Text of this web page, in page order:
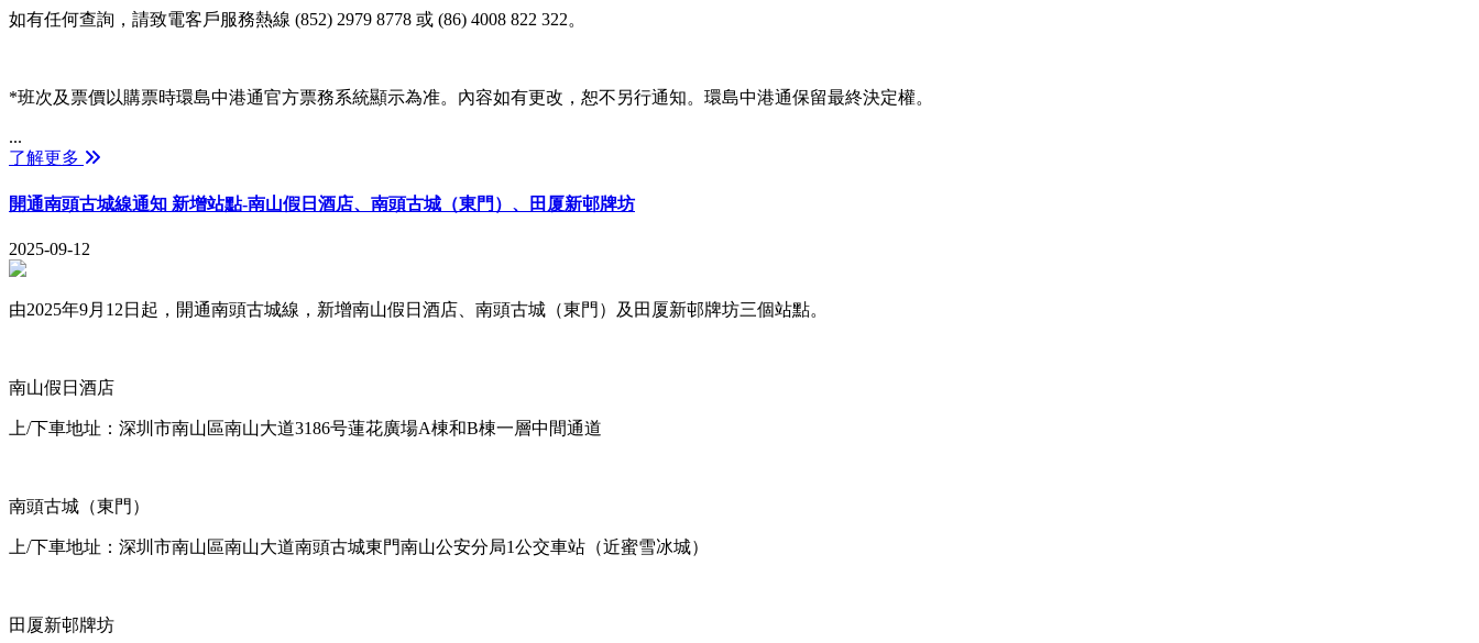
如有任何查詢，請致電客戶服務熱線 (852) 2979 8778 或 (86) 4008 822 322。
*班次及票價以購票時環島中港通官方票務系統顯示為准。內容如有更改，恕不另行通知。環島中港通保留最終決定權。
...
了解更多
開通南頭古城線通知 新增站點-南山假日酒店、南頭古城（東門）、田厦新邨牌坊
2025-09-12
由2025年9月12日起，開通南頭古城線，新增南山假日酒店、南頭古城（東門）及田厦新邨牌坊三個站點。
南山假日酒店
上/下車地址：深圳市南山區南山大道3186号蓮花廣場A棟和B棟一層中間通道
南頭古城（東門）
上/下車地址：深圳市南山區南山大道南頭古城東門南山公安分局1公交車站（近蜜雪冰城）
田厦新邨牌坊